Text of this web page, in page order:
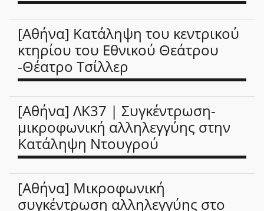
[Αθήνα] Κατάληψη του κεντρικού
κτηρίου του Εθνικού Θεάτρου
-Θέατρο Τσίλλερ
[Αθήνα] ΛΚ37 | Συγκέντρωση-
μικροφωνική αλληλεγγύης στην
Κατάληψη Ντουγρού
[Αθήνα] Μικροφωνική
συγκέντρωση αλληλεγγύης στο